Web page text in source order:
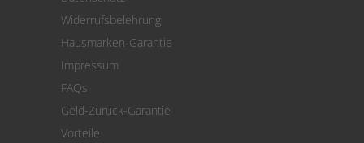
Cookie Einstellungen
Widerrufsbelehrung
Hausmarken-Garantie
Impressum
FAQs
Geld-Zurück-Garantie
Vorteile